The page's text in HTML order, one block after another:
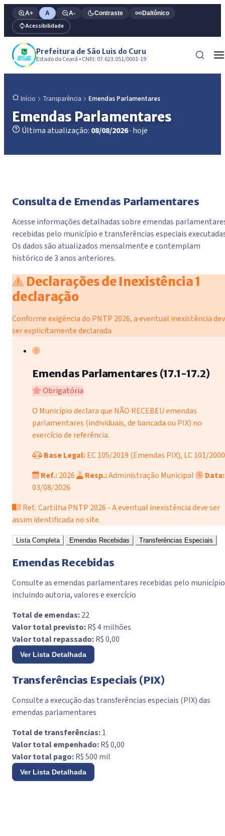
A+ A A- Contraste Daltônico
Acessibilidade
Prefeitura de São Luis do Curu
Estado do Ceará • CNPJ: 07.623.051/0001-19
Início Transparência Emendas Parlamentares
Emendas Parlamentares
Última atualização: 08/08/2026· hoje
Consulta de Emendas Parlamentares
Acesse informações detalhadas sobre emendas
recebidas pelo município e transferências especiais
Os dados são atualizados mensalmente e contemplam
histórico de 3 anos anteriores.
Declarações de Inexistência1
declaração
Conforme exigência do PNTP 2026, a eventual inexistência
ser explicitamente declarada
Emendas Parlamentares (17.1-17.2)
Obrigatória
O Município declara que NÃO RECEBEU emendas
parlamentares (individuais, de bancada ou PIX) no
exercício de referência.
Base Legal:EC 105/2019 (Emendas PIX), LC 101/2000
Ref.:2026 Resp.:Administração Municipal
Data:
03/08/2026
Ref.: Cartilha PNTP 2026 - A eventual inexistência deve ser
assim identificada no site.
Lista Completa Emendas Recebidas Transferências Especiais
Emendas Recebidas
Consulte as emendas parlamentares recebidas pelo
incluindo autoria, valores e exercício
Total de emendas:22
Valor total previsto:R$ 4 milhões
Valor total repassado:R$ 0,00
Ver Lista Detalhada
Transferências Especiais (PIX)
Consulte a execução das transferências especiais (PIX) das
emendas parlamentares
Total de transferências:1
Valor total empenhado:R$ 0,00
Valor total pago:R$ 500 mil
Ver Lista Detalhada